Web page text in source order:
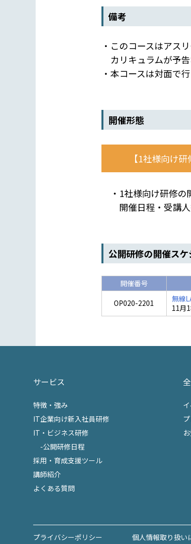
備考
・このコースはアス
カリキュラムが予告
・本コースは対面で
開催形態
【1社様向け
・1社様向け研修の
開催日程・受講人
公開研修の開催ス
開催番号
OP020-2201
無線
11月
サービス
特徴・強み
IT企業向け新入社員研修
IT・ビジネス研修
-公開研修日程
採用・育成支援ツール
講師紹介
よくある質問
プライバシーポリシー 個人情報取り扱い